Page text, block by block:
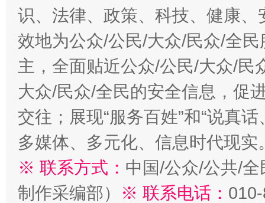
识、法律、政策、科技、健康
效地为公众/公民/大众/民众/全
主，全面贴近公众/公民/大众/民
大众/民众/全民的安全信息，促
交往；展现“服务百姓”和“说真
多媒体、多元化、信息时代现实
※ 联系方式： 中国/公众/公共/
制作采编部）
※ 联系电话：